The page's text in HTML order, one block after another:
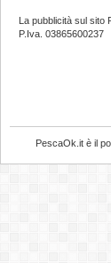
La pubblicità sul
P.Iva. 03865600237
PescaOk.it è il